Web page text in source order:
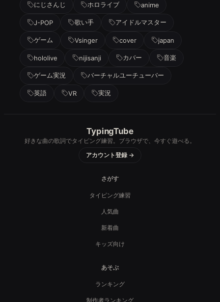
にじさんじ ホロライブ anime
J-POP 歌い手 アイドルマスター
ゲーム Vsinger cover japan
hololive nijisanji カバー 音楽
ゲーム実況 バーチャルユーチューバー
英語 VR 実況
TypingTube
好きな曲の歌詞でタイピング練習。ブラウザで、今すぐ遊べる。
アカウント登録 →
さがす
タイピング練習
人気曲
新着曲
キッズ向け
あそぶ
ランキング
制作者ランキング